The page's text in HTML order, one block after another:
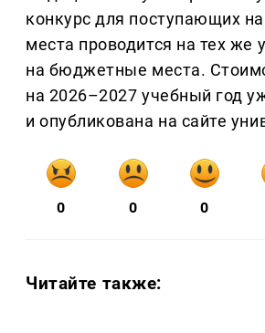
конкурс для поступающих
места проводится на тех же
на бюджетные места.
на 2026–2027 учебный год
и опубликована на сайте
0 0 0
Читайте также: